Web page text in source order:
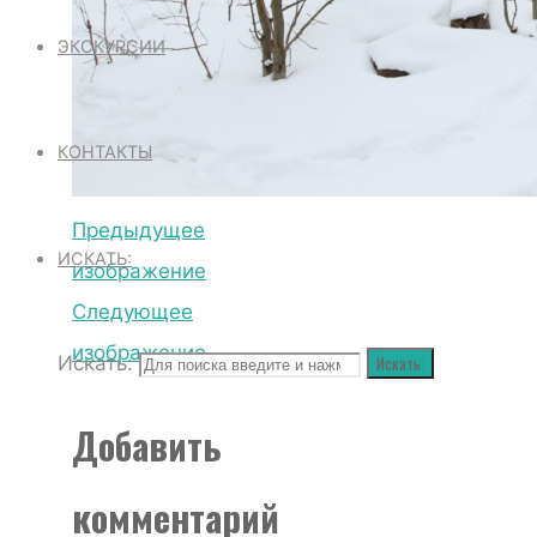
ЭКСКУРСИИ
КОНТАКТЫ
ИСКАТЬ:
Искать: Искать:
Предыдущее
изображение
Следующее
изображение
Добавить
комментарий